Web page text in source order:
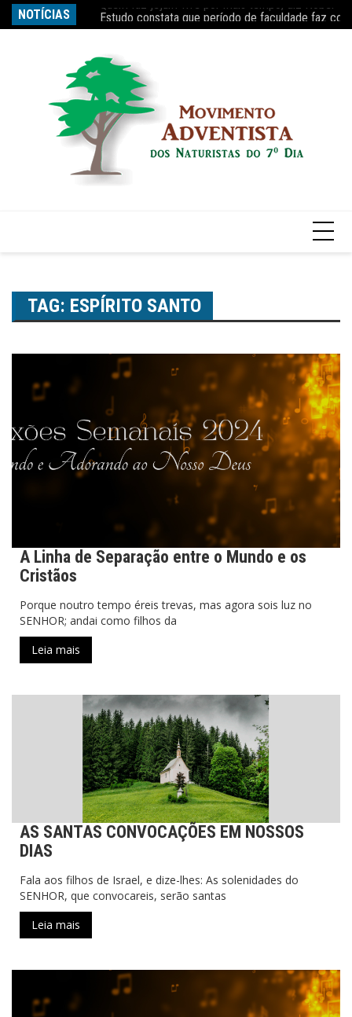
para
NOTÍCIAS
tempo, diz Nobel Estudo constata que período de faculdade faz
TAG: ESPÍRITO SANTO
A Linha de Separação entre o Mundo e os
Cristãos
Porque noutro tempo éreis trevas, mas agora sois luz no
SENHOR; andai como filhos da
Leia mais
AS SANTAS CONVOCAÇÕES EM NOSSOS
DIAS
Fala aos filhos de Israel, e dize-lhes: As solenidades do
SENHOR, que convocareis, serão santas
Leia mais